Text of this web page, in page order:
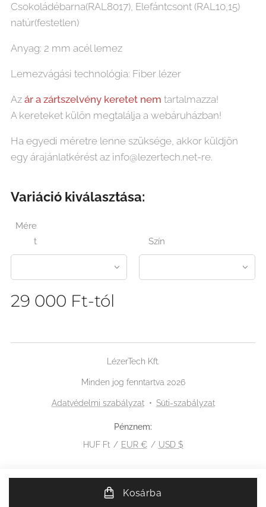
Csokoládébarna(RAL8017), Elefántcsont (RAL10,15)
natúr(festetlen)
Anyag: 2 mm acél lemez
Lemezvágási technológia: Fiber lézer
Az ár a zártszelvény keretet nem tartalmazza!
A kereteket külön megtalálja a webáruházban!
Ha egyedi méretre lenne szüksége, akkor küldjön
egy árajánlatkérést az info@lezertech.net-re.
Variáció kiválasztása:
Mére
t
Szín
29 000 Ft-tól
Kosárba
LézerTech Kft.
Minden jog fenntartva 2026
Adatvédelmi szabályzat Süti-szabályzat
Pénznem
HUF Ft
EUR € USD $